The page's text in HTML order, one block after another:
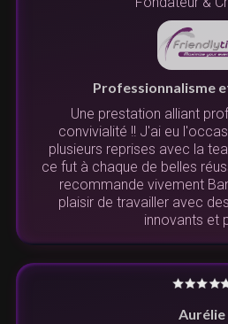
Professionnalisme
Une prestation alliant
convivialité !! J'ai eu
plusieurs reprises avec la
ce fut à chaque de belles
recommande vivement
plaisir de travailler avec
innovants et
Aurélie